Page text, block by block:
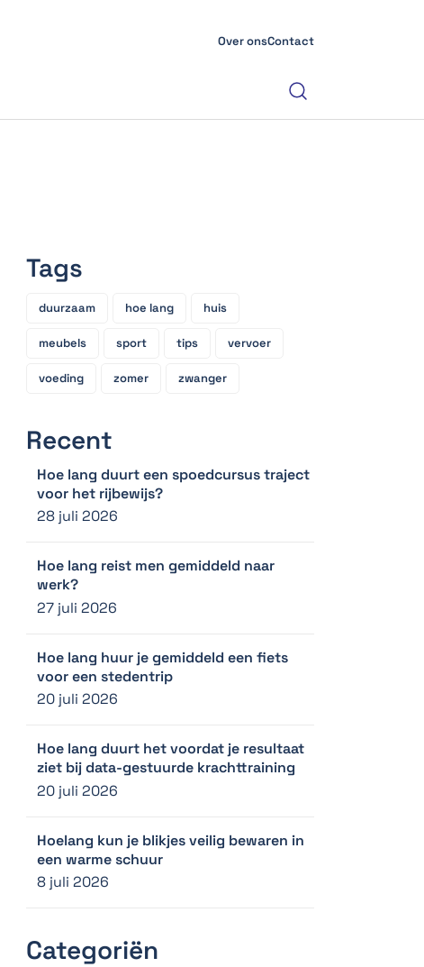
Over onsContact
Tags
duurzaam hoe lang huis
meubels sport tips vervoer
voeding zomer zwanger
Recent
Hoe lang duurt een spoedcursus traject
voor het rijbewijs?
28 juli 2026
Hoe lang reist men gemiddeld naar
werk?
27 juli 2026
Hoe lang huur je gemiddeld een fiets
voor een stedentrip
20 juli 2026
Hoe lang duurt het voordat je resultaat
ziet bij data-gestuurde krachttraining
20 juli 2026
Hoelang kun je blikjes veilig bewaren in
een warme schuur
8 juli 2026
Categoriën